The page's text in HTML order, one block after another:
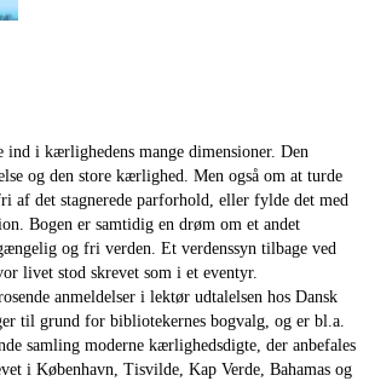
ind i kærlighedens mange dimensioner. Den
og den store kærlighed. Men også om at turde
af det stagnerede parforhold, eller fylde det med
Bogen er samtidig en drøm om et andet
og fri verden. Et verdenssyn tilbage ved
livet stod skrevet som i et eventyr.
anmeldelser i lektør udtalelsen hos Dansk
til grund for bibliotekernes bogvalg, og er bl.a.
samling moderne kærlighedsdigte, der anbefales
i København, Tisvilde, Kap Verde, Bahamas og